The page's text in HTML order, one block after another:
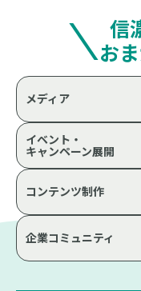
信
お
メディア
イベント・
キャンペーン展開
コンテンツ制作
企業コミュニティ